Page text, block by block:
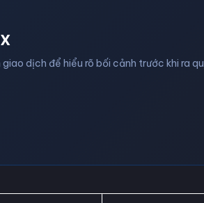
dịch để hiểu rõ bối cảnh trước khi ra